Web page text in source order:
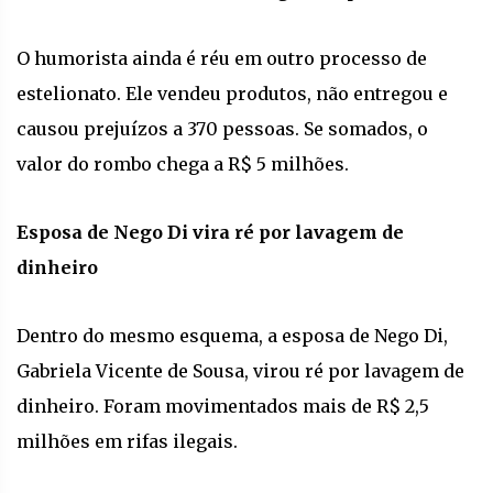
O humorista ainda é réu em outro processo de
estelionato. Ele vendeu produtos, não entregou e
causou prejuízos a 370 pessoas. Se somados, o
valor do rombo chega a R$ 5 milhões.
Esposa de Nego Di vira ré por lavagem de
dinheiro
Dentro do mesmo esquema, a esposa de Nego Di,
Gabriela Vicente de Sousa, virou ré por lavagem de
dinheiro. Foram movimentados mais de R$ 2,5
milhões em rifas ilegais.